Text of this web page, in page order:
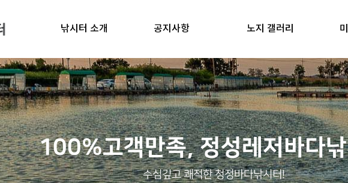
낚시터 소개 공지사항 노지 갤러리
100%고객만족, 정성레저바다
수심깊고 쾌적한 청정바다낚시터!